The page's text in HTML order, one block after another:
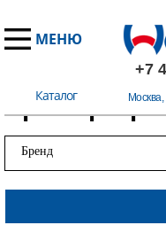
МЕНЮ
+7
Каталог
Примеры
Бренд